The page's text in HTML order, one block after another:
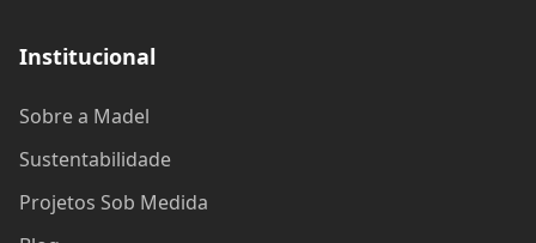
Institucional
Sobre a Madel
Sustentabilidade
Projetos Sob Medida